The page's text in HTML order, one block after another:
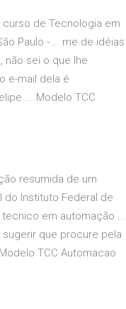
de Tecnologia em
Paulo - … me de idéias
não sei o que lhe
e-mail dela é
... Modelo TCC
resumida de um
Instituto Federal de
em automação ...
sugerir que procure pela
TCC Automacao